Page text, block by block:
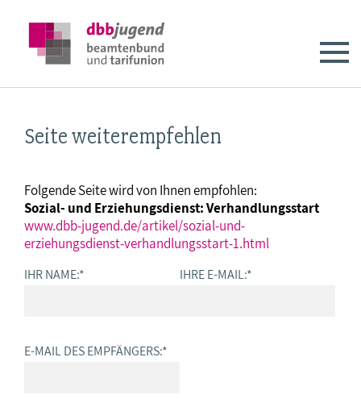
Seite weiterempfehlen
Folgende Seite wird von Ihnen empfohlen:
Sozial- und Erziehungsdienst: Verhandlungsstart
www.dbb-jugend.de/artikel/sozial-und-
erziehungsdienst-verhandlungsstart-1.html
IHR NAME:* IHRE E-MAIL:*
E-MAIL DES EMPFÄNGERS:*